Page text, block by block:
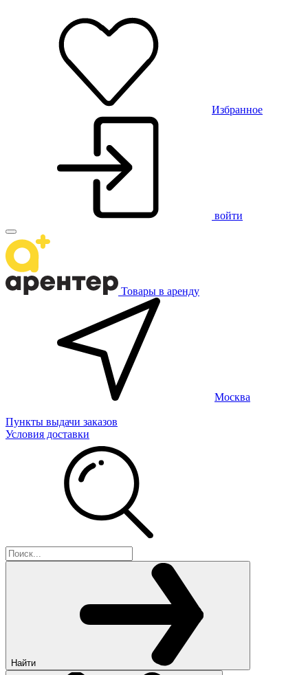
Избранное
войти
Товары в аренду
Москва
Пункты выдачи заказов
Условия доставки
Найти